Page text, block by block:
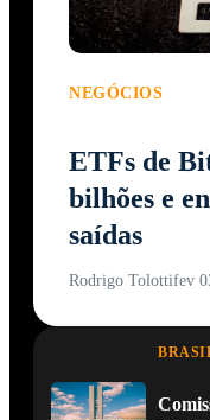
NEGÓCIOS
ETFs de
bilhões e
saídas
Rodrigo Tolottifev